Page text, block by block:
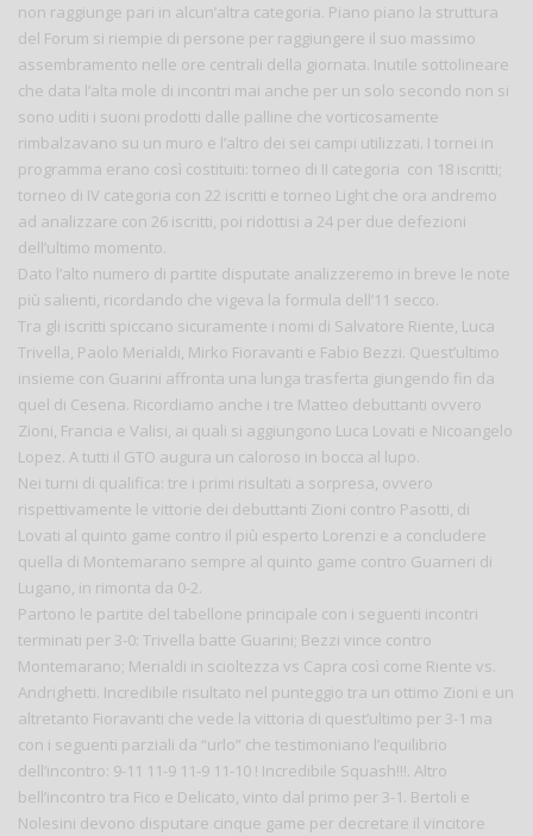
non raggiunge pari in alcun’altra categoria. Piano piano la struttura
del Forum si riempie di persone per raggiungere il suo massimo
assembramento nelle ore centrali della giornata. Inutile sottolineare
che data l’alta mole di incontri mai anche per un solo secondo non si
sono uditi i suoni prodotti dalle palline che vorticosamente
rimbalzavano su un muro e l’altro dei sei campi utilizzati. I tornei in
programma erano così costituiti: torneo di II categoria con 18 iscritti;
torneo di IV categoria con 22 iscritti e torneo Light che ora andremo
ad analizzare con 26 iscritti, poi ridottisi a 24 per due defezioni
dell’ultimo momento.
Dato l’alto numero di partite disputate analizzeremo in breve le note
più salienti, ricordando che vigeva la formula dell’11 secco.
Tra gli iscritti spiccano sicuramente i nomi di Salvatore Riente, Luca
Trivella, Paolo Merialdi, Mirko Fioravanti e Fabio Bezzi. Quest’ultimo
insieme con Guarini affronta una lunga trasferta giungendo fin da
quel di Cesena. Ricordiamo anche i tre Matteo debuttanti ovvero
Zioni, Francia e Valisi, ai quali si aggiungono Luca Lovati e Nicoangelo
Lopez. A tutti il GTO augura un caloroso in bocca al lupo.
Nei turni di qualifica: tre i primi risultati a sorpresa, ovvero
rispettivamente le vittorie dei debuttanti Zioni contro Pasotti, di
Lovati al quinto game contro il più esperto Lorenzi e a concludere
quella di Montemarano sempre al quinto game contro Guarneri di
Lugano, in rimonta da 0-2.
Partono le partite del tabellone principale con i seguenti incontri
terminati per 3-0: Trivella batte Guarini; Bezzi vince contro
Montemarano; Merialdi in scioltezza vs Capra così come Riente vs.
Andrighetti. Incredibile risultato nel punteggio tra un ottimo Zioni e un
altretanto Fioravanti che vede la vittoria di quest’ultimo per 3-1 ma
con i seguenti parziali da “urlo” che testimoniano l’equilibrio
dell’incontro: 9-11 11-9 11-9 11-10 ! Incredibile Squash!!!. Altro
bell’incontro tra Fico e Delicato, vinto dal primo per 3-1. Bertoli e
Nolesini devono disputare cinque game per decretare il vincitore